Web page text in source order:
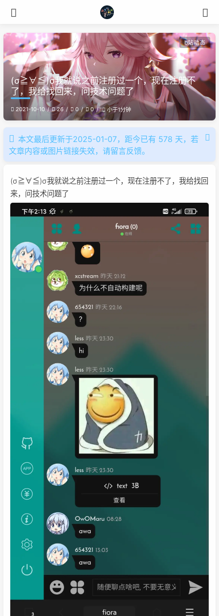
b站动态
(σ≧∀≦)σ我就说之前注册过一个，现在注册不
了，我给找回来，问技术问题了
2021-10-10 26 0 0 小于1分钟
本文最后更新于2025-01-07，距今已有 578 天，若
文章内容或图片链接失效，请留言反馈。
(σ≧∀≦)σ我就说之前注册过一个，现在注册不了，我给找回
来，问技术问题了